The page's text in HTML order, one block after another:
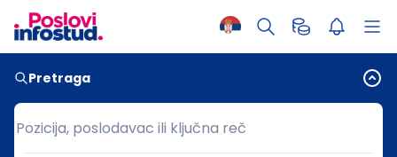
Pretraga
Pozicija, poslodavac ili ključna reč
Pozicija, poslodavac ili ključna reč